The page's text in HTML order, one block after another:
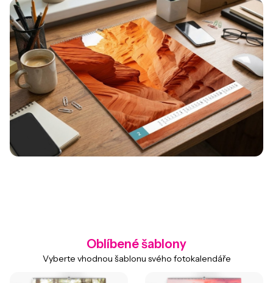
Oblíbené šablony
Vyberte vhodnou šablonu svého fotokalendáře